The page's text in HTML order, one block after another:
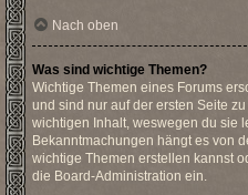
Nach oben
Was sind wichtige Themen?
Wichtige Themen eines Forums
und sind nur auf der ersten Seite
wichtigen Inhalt, weswegen du sie
Bekanntmachungen hängt es von
wichtige Themen erstellen kannst
die Board-Administration ein.